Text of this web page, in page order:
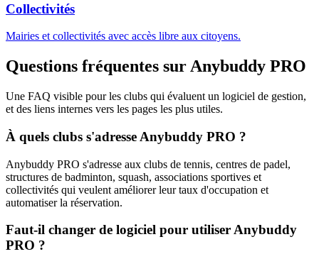
Collectivités
Mairies et collectivités avec accès libre aux citoyens.
Questions fréquentes sur Anybuddy PRO
Une FAQ visible pour les clubs qui évaluent un logiciel de gestion,
et des liens internes vers les pages les plus utiles.
À quels clubs s'adresse Anybuddy PRO ?
Anybuddy PRO s'adresse aux clubs de tennis, centres de padel,
structures de badminton, squash, associations sportives et
collectivités qui veulent améliorer leur taux d'occupation et
automatiser la réservation.
Faut-il changer de logiciel pour utiliser Anybuddy
PRO ?